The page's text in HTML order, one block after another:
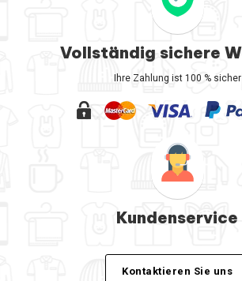
Vollständig sichere
Ihre Zahlung ist 100 % sicher
Kundenservice
Kontaktieren Sie uns